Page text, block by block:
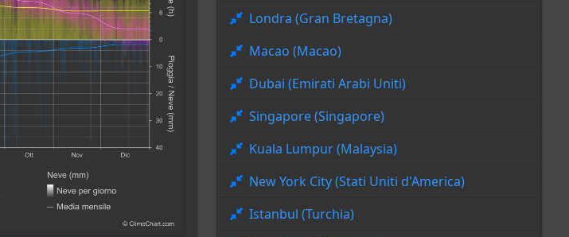
Londra (Gran Bretagna)
Macao (Macao)
Dubai (Emirati Arabi Uniti)
Singapore (Singapore)
Kuala Lumpur (Malaysia)
New York City (Stati Uniti d'America)
Istanbul (Turchia)